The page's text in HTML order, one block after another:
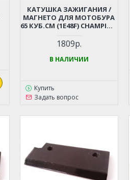
КАТУШКА ЗАЖИГАНИЯ /
МАГНЕТО ДЛЯ МОТОБУРА
65 КУБ.СМ (1E48F) CHAMPION
AE75D; HUTER GGD-62; ADA
DRILL 7 (064141210)
1809р.
В НАЛИЧИИ
Купить
Задать вопрос